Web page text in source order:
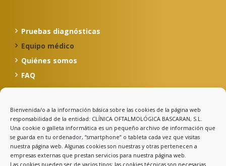
Bienvenida/o a la información básica sobre las cookies de la página web
responsabilidad de la entidad: CLÍNICA OFTALMOLÓGICA BASCARAN, S.L.
Una cookie o galleta informática es un pequeño archivo de información que
se guarda en tu ordenador, “smartphone” o tableta cada vez que visitas
nuestra página web. Algunas cookies son nuestras y otras pertenecen a
empresas externas que prestan servicios para nuestra página web.
Las cookies pueden ser de varios tipos: las cookies técnicas son necesarias
Pruebas diagnósticas
Equipo médico
Quiénes somos
FAQ
Calle Celso Amieva, 12, 1º
33500 Llanes - Asturias
985 403 030
clinicabascaran@clinicabascaran.com